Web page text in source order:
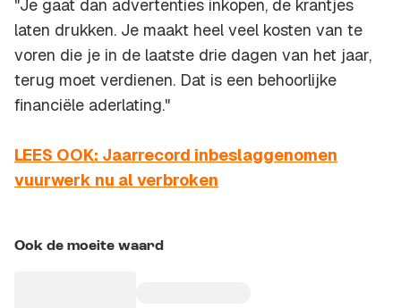
"Je gaat dan advertenties inkopen, de krantjes
laten drukken. Je maakt heel veel kosten van te
voren die je in de laatste drie dagen van het jaar,
terug moet verdienen. Dat is een behoorlijke
financiële aderlating."
LEES OOK: Jaarrecord inbeslaggenomen
vuurwerk nu al verbroken
Ook de moeite waard